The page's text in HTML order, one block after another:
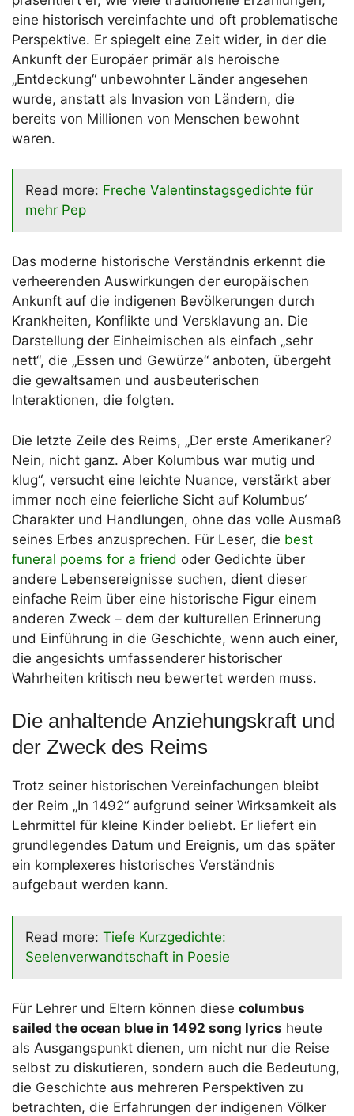
eine historisch vereinfachte und oft problematische
Perspektive. Er spiegelt eine Zeit wider, in der die
Ankunft der Europäer primär als heroische
„Entdeckung“ unbewohnter Länder angesehen
wurde, anstatt als Invasion von Ländern, die
bereits von Millionen von Menschen bewohnt
waren.
Read more: Freche Valentinstagsgedichte für
mehr Pep
Das moderne historische Verständnis erkennt die
verheerenden Auswirkungen der europäischen
Ankunft auf die indigenen Bevölkerungen durch
Krankheiten, Konflikte und Versklavung an. Die
Darstellung der Einheimischen als einfach „sehr
nett“, die „Essen und Gewürze“ anboten, übergeht
die gewaltsamen und ausbeuterischen
Interaktionen, die folgten.
Die letzte Zeile des Reims, „Der erste Amerikaner?
Nein, nicht ganz. Aber Kolumbus war mutig und
klug“, versucht eine leichte Nuance, verstärkt aber
immer noch eine feierliche Sicht auf Kolumbus‘
Charakter und Handlungen, ohne das volle Ausmaß
seines Erbes anzusprechen. Für Leser, die best
funeral poems for a friend oder Gedichte über
andere Lebensereignisse suchen, dient dieser
einfache Reim über eine historische Figur einem
anderen Zweck – dem der kulturellen Erinnerung
und Einführung in die Geschichte, wenn auch einer,
die angesichts umfassenderer historischer
Wahrheiten kritisch neu bewertet werden muss.
Die anhaltende Anziehungskraft und
der Zweck des Reims
Trotz seiner historischen Vereinfachungen bleibt
der Reim „In 1492“ aufgrund seiner Wirksamkeit als
Lehrmittel für kleine Kinder beliebt. Er liefert ein
grundlegendes Datum und Ereignis, um das später
ein komplexeres historisches Verständnis
aufgebaut werden kann.
Read more: Tiefe Kurzgedichte:
Seelenverwandtschaft in Poesie
Für Lehrer und Eltern können diese columbus
sailed the ocean blue in 1492 song lyrics heute
als Ausgangspunkt dienen, um nicht nur die Reise
selbst zu diskutieren, sondern auch die Bedeutung,
die Geschichte aus mehreren Perspektiven zu
betrachten, die Erfahrungen der indigenen Völker